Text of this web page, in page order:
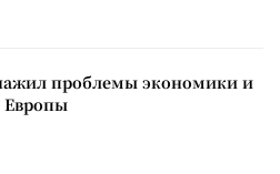
проблемы экономики и